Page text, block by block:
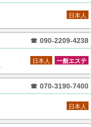
日本人
☎ 090-2209-4238
一般エステ
日本人
☎ 070-3190-7400
日本人